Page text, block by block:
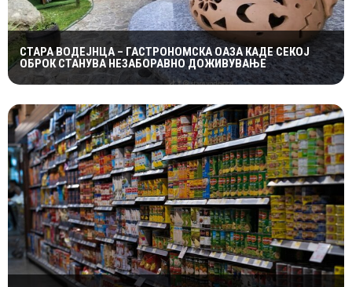
СТАРА ВОДЕЈНЦА – ГАСТРОНОМСКА ОАЗА КАДЕ СЕКОЈ
ОБРОК СТАНУВА НЕЗАБОРАВНО ДОЖИВУВАЊЕ